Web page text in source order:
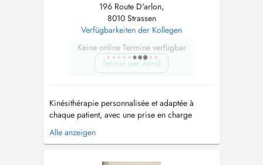
196 Route D'arlon,
8010 Strassen
Verfügbarkeiten der Kollegen
Keine online Termine verfügbar
Termin per Anruf
Kinésithérapie personnalisée et adaptée à
chaque patient, avec une prise en charge
complète pour soulager la douleur, améliorer
la mobilité et favoriser la récupération.
orthopédie/traumatologie - rhumatologie -
Alle anzeigen